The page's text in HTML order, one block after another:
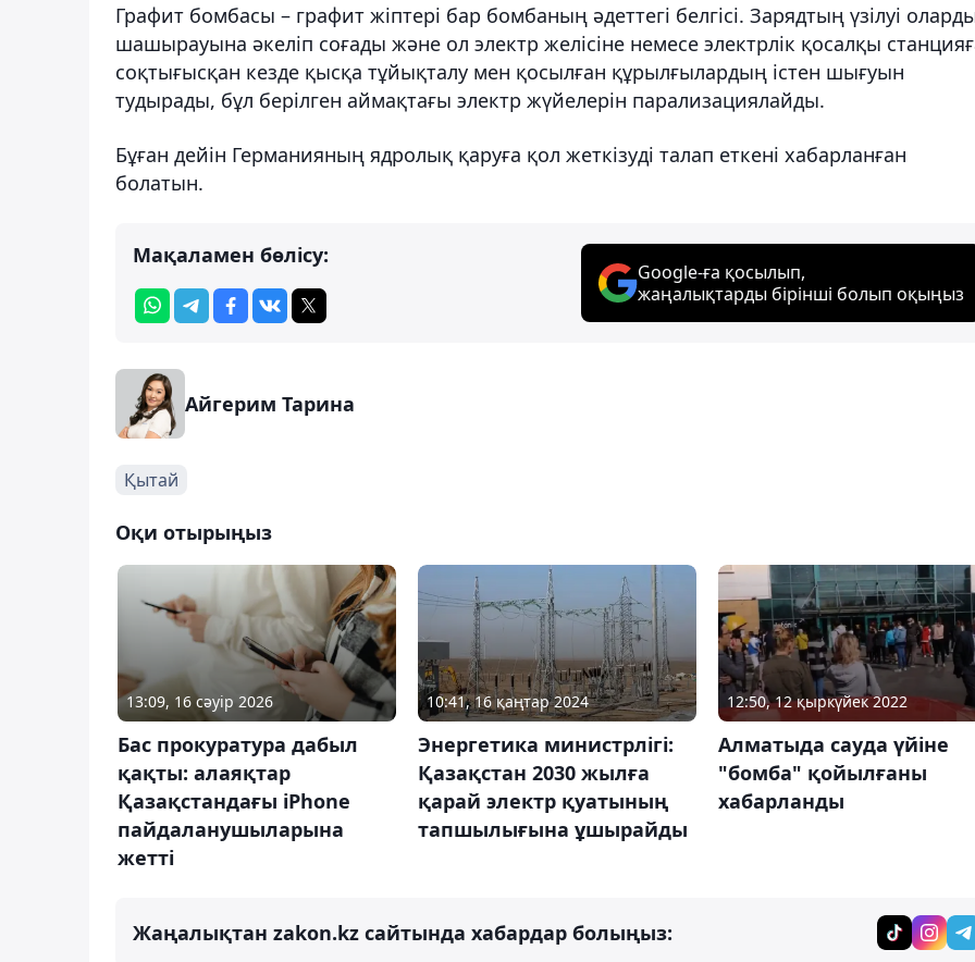
Графит бомбасы – графит жіптері бар бомбаның әдеттегі белгісі. Зарядтың үзілуі
шашырауына әкеліп соғады және ол электр желісіне немесе электрлік қосалқы
соқтығысқан кезде қысқа тұйықталу мен қосылған құрылғылардың істен шығуын
тудырады, бұл берілген аймақтағы электр жүйелерін парализациялайды.
Бұған дейін Германияның ядролық қаруға қол жеткізуді талап еткені хабарланған
болатын.
Мақаламен бөлісу:
Google-ға қосылып,
жаңалықтарды бірінші болып оқыңыз
Айгерим Тарина
Қытай
Оқи отырыңыз
13:09, 16 сәуір 2026
Бас прокуратура дабыл
қақты: алаяқтар
Қазақстандағы iPhone
пайдаланушыларына
жетті
10:41, 16 қаңтар 2024
Энергетика министрлігі:
Қазақстан 2030 жылға
қарай электр қуатының
тапшылығына ұшырайды
12:50, 12 қыркүйек 2022
Алматыда сауда үйіне
"бомба" қойылғаны
хабарланды
Жаңалықтан zakon.kz сайтында хабардар болыңыз: